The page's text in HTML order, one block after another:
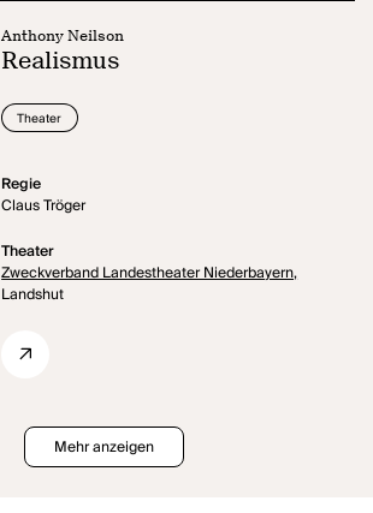
Anthony Neilson
Realismus
Theater
Regie
Claus Tröger
Theater
Zweckverband Landestheater Niederbayern,
Landshut
Mehr anzeigen